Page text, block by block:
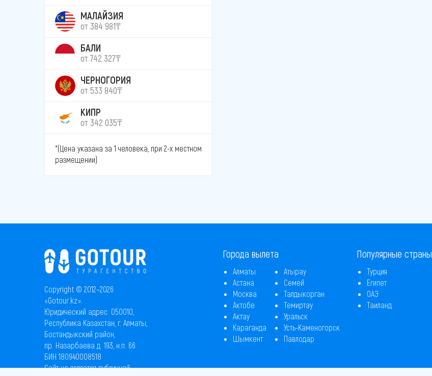
МАЛАЙЗИЯ
от 384 981₸
БАЛИ
от 742 327₸
ЧЕРНОГОРИЯ
от 533 840₸
КИПР
от 342 035₸
*(Цена указана за 1 человека, при 2-х местном
размещении)
Copyright © 2012–2026
«Gotour.kz».
Юридический адрес: 050010,
Республика Казахстан, г. Алматы,
Бостандыкский район,
пр. Назарбаева д. 193, н.п. 66
БИН 180940008518
Сайт не является публичной
Города вылета
Алматы
Астана
Москва
Актобе
Актау
Караганда
Шымкент
Атырау
Семей
Талдыкорган
Темиртау
Уральск
Усть-Каменогорск
Павлодар
Популярные страны
Турция
Египет
ОАЭ
Таиланд